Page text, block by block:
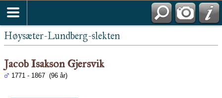
Høysæter-Lundberg-slekten
Jacob Isakson Gjersvik
1771 - 1867 (96 år)